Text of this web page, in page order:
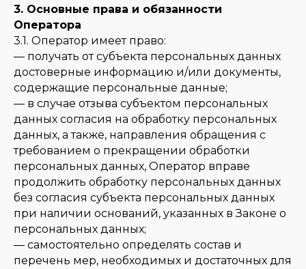
3. Основные права и обязанности
Оператора
3.1. Оператор имеет право:
— получать от субъекта персональных данных
достоверные информацию и/или документы,
содержащие персональные данные;
— в случае отзыва субъектом персональных
данных согласия на обработку персональных
данных, а также, направления обращения с
требованием о прекращении обработки
персональных данных, Оператор вправе
продолжить обработку персональных данных
без согласия субъекта персональных данных
при наличии оснований, указанных в Законе о
персональных данных;
— самостоятельно определять состав и
перечень мер, необходимых и достаточных для